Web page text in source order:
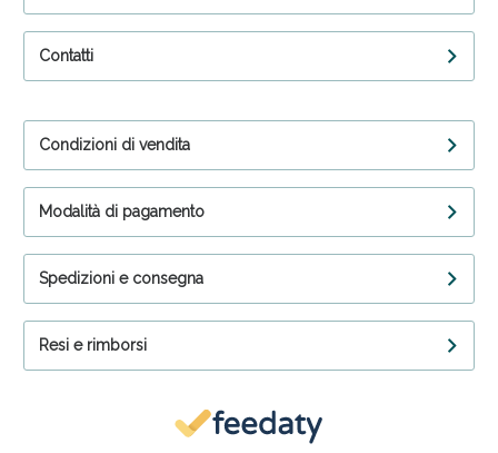
Contatti
Condizioni di vendita
Modalità di pagamento
Spedizioni e consegna
Resi e rimborsi